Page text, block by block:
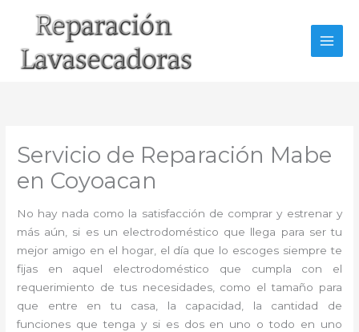
Servicio de Reparación Mabe
en Coyoacan
No hay nada como la satisfacción de comprar y estrenar y
más aún, si es un electrodoméstico que llega para ser tu
mejor amigo en el hogar, el día que lo escoges siempre te
fijas en aquel electrodoméstico que cumpla con el
requerimiento de tus necesidades, como el tamaño para
que entre en tu casa, la capacidad, la cantidad de
funciones que tenga y si es dos en uno o todo en uno